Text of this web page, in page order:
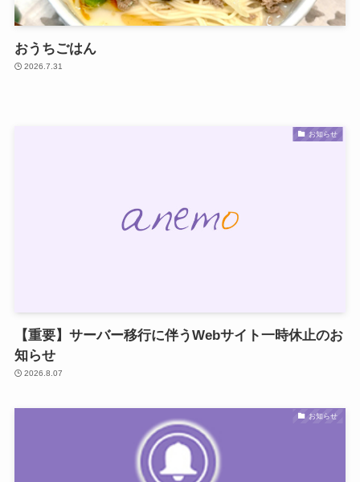
おうちごはん
2026.7.31
お知らせ
【重要】サーバー移行に伴うWebサイト一時休止のお
知らせ
2026.8.07
お知らせ